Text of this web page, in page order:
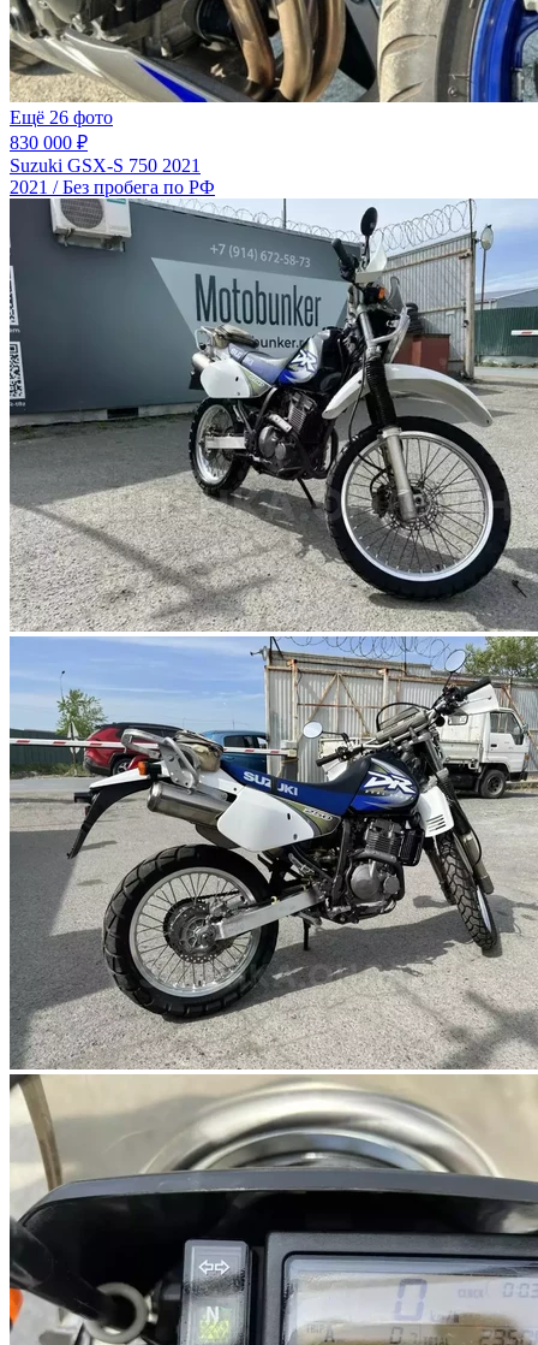
Ещё 26 фото
830 000 ₽
Suzuki GSX-S 750 2021
2021 / Без пробега по РФ